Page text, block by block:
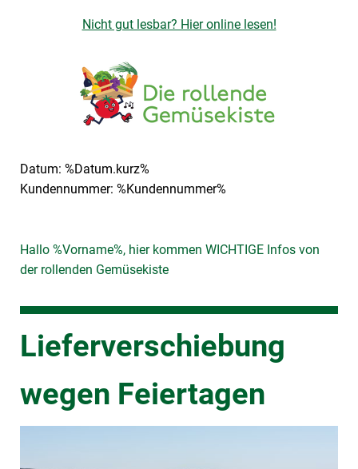
Nicht gut lesbar? Hier online lesen!
Datum: %Datum.kurz%
Kundennummer: %Kundennummer%
Hallo %Vorname%, hier kommen WICHTIGE Infos von
der rollenden Gemüsekiste
Lieferverschiebung
wegen Feiertagen